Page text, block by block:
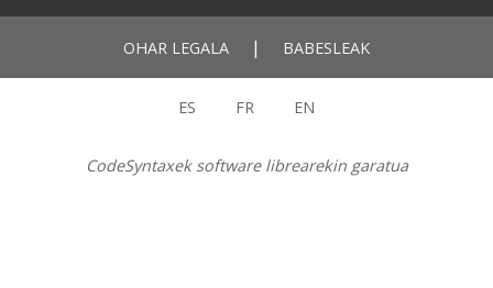
OHAR LEGALA | BABESLEAK
ES FR EN
CodeSyntaxek software librearekin garatua